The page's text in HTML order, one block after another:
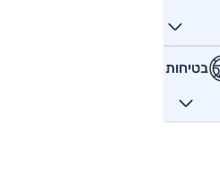
בטיחות